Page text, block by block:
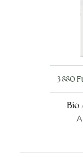
Bio
3 880